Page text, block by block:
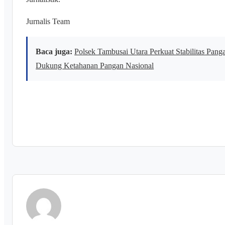
Jurnalis Team
Baca juga: Polsek Tambusai Utara Perkuat Stabilitas
Dukung Ketahanan Pangan Nasional